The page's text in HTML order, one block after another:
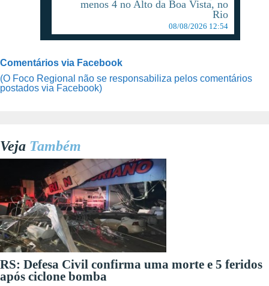
menos 4 no Alto da Boa Vista, no
Rio
08/08/2026 12:54
Comentários via Facebook
(O Foco Regional não se responsabiliza pelos comentários
postados via Facebook)
Veja Também
RS: Defesa Civil confirma uma morte e 5 feridos
após ciclone bomba